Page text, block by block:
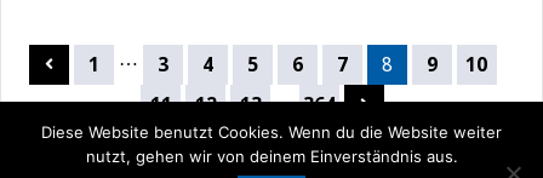
Seitennummerierung
der
Beiträge
1 … 3 4 5 6 7 8 9
10
11
12 13 … 364
Diese Website benutzt Cookies. Wenn du die Website weiter
nutzt, gehen wir von deinem Einverständnis aus.